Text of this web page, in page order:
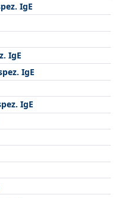
IgE
IgE
IgE
IgE